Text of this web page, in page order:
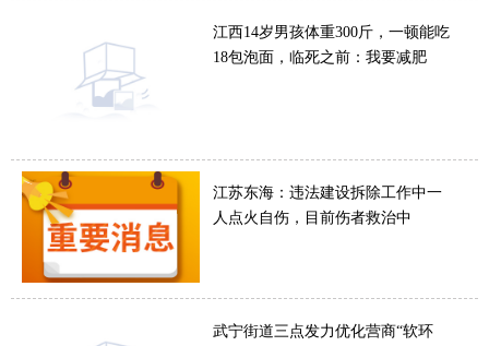
江西14岁男孩体重300斤，一顿能吃
18包泡面，临死之前：我要减肥
江苏东海：违法建设拆除工作中一
人点火自伤，目前伤者救治中
武宁街道三点发力优化营商“软环